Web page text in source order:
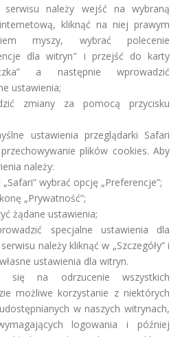
serwisu należy wejść na wybraną
kliknąć na niej prawym
myszy, wybrać polecenie
dla witryn" i przejść do karty
a następnie wprowadzić
ustawienia;
zmiany za pomocą przycisku
ustawienia przeglądarki Safari
plików cookies. Aby
należy:
wybrać opcję „Preferencje”;
„Prywatność”;
żądane ustawienia;
specjalne ustawienia dla
należy kliknąć w „Szczegóły” i
ustawienia dla witryn.
się na odrzucenie wszystkich
możliwe korzystanie z niektórych
w naszych witrynach,
logowania i później